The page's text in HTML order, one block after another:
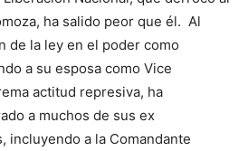
ha salido peor que él. Al
de la ley en el poder como
a su esposa como Vice
actitud represiva, ha
a muchos de sus ex
incluyendo a la Comandante